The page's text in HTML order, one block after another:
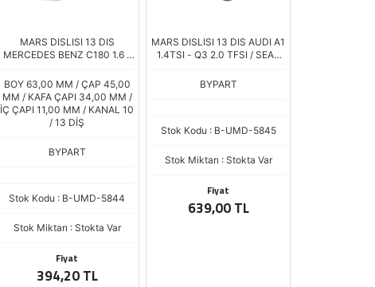
MARS DISLISI 13 DIS
MERCEDES BENZ C180 1.6 -
200 (UMM-3516)
BOY 63,00 MM / ÇAP 45,00
MM / KAFA ÇAPI 34,00 MM /
İÇ ÇAPI 11,00 MM / KANAL 10
/ 13 DİŞ
BYPART
Stok Kodu : B-UMD-5844
Stok Miktarı : Stokta Var
Fiyat
394,20 TL
MARS DISLISI 13 DIS AUDI A1
1.4TSI - Q3 2.0 TFSI / SEAT
VOLKSWAGEN POLO 1.2 - 1.4
BYPART
Stok Kodu : B-UMD-5845
Stok Miktarı : Stokta Var
Fiyat
639,00 TL